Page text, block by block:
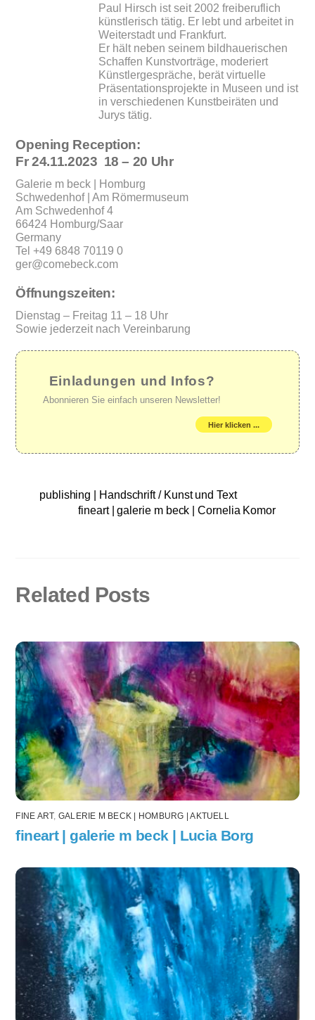
Paul Hirsch ist seit 2002 freiberuflich
künstlerisch tätig. Er lebt und arbeitet in
Weiterstadt und Frankfurt.
Er hält neben seinem bildhauerischen
Schaffen Kunstvorträge, moderiert
Künstlergespräche, berät virtuelle
Präsentationsprojekte in Museen und ist
in verschiedenen Kunstbeiräten und
Jurys tätig.
Opening Reception:
Fr 24.11.2023 18 – 20 Uhr
Galerie m beck | Homburg
Schwedenhof | Am Römermuseum
Am Schwedenhof 4
66424 Homburg/Saar
Germany
Tel +49 6848 70119 0
ger@comebeck.com
Öffnungszeiten:
Dienstag – Freitag 11 – 18 Uhr
Sowie jederzeit nach Vereinbarung
Einladungen und Infos?
Abonnieren Sie einfach unseren Newsletter!
Hier klicken ...
publishing | Handschrift / Kunst und Text
fineart | galerie m beck | Cornelia Komor
Related Posts
FINE ART, GALERIE M BECK | HOMBURG | AKTUELL
fineart | galerie m beck | Lucia Borg